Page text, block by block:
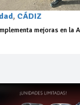
, CÁDIZ
mejoras en la